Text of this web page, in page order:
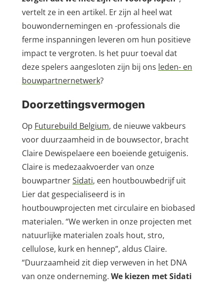
vertelt ze in een artikel. Er zijn al heel wat
bouwondernemingen en -professionals die
ferme inspanningen leveren om hun positieve
impact te vergroten. Is het puur toeval dat
deze spelers aangesloten zijn bij ons leden- en
bouwpartnernetwerk?
Doorzettingsvermogen
Op Futurebuild Belgium, de nieuwe vakbeurs
voor duurzaamheid in de bouwsector, bracht
Claire Dewispelaere een boeiende getuigenis.
Claire is medezaakvoerder van onze
bouwpartnerSidati, een houtbouwbedrijf uit
Lier dat gespecialiseerd is in
houtbouwprojecten met circulaire en biobased
materialen. “We werken in onze projecten met
natuurlijke materialen zoals hout, stro,
cellulose, kurk en hennep”, aldus Claire.
“Duurzaamheid zit diep verweven in het DNA
van onze onderneming. We kiezen met Sidati